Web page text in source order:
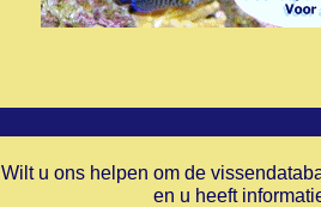
Wilt u ons helpen om de
en u heeft